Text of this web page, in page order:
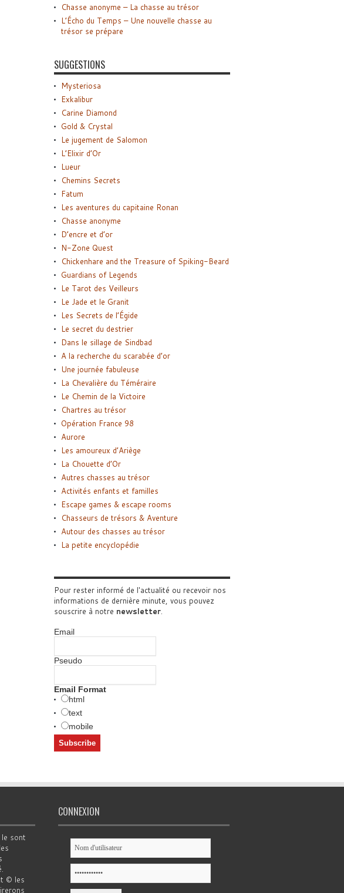
Chasse anonyme – La chasse au trésor
L’Écho du Temps – Une nouvelle chasse au
trésor se prépare
SUGGESTIONS
Mysteriosa
Exkalibur
Carine Diamond
Gold & Crystal
Le jugement de Salomon
L’Elixir d’Or
Lueur
Chemins Secrets
Fatum
Les aventures du capitaine Ronan
Chasse anonyme
D’encre et d’or
N-Zone Quest
Chickenhare and the Treasure of Spiking-Beard
Guardians of Legends
Le Tarot des Veilleurs
Le Jade et le Granit
Les Secrets de l’Égide
Le secret du destrier
Dans le sillage de Sindbad
A la recherche du scarabée d’or
Une journée fabuleuse
La Chevalière du Téméraire
Le Chemin de la Victoire
Chartres au trésor
Opération France 98
Aurore
Les amoureux d’Ariège
La Chouette d’Or
Autres chasses au trésor
Activités enfants et familles
Escape games & escape rooms
Chasseurs de trésors & Aventure
Autour des chasses au trésor
La petite encyclopédie
Pour rester informé de l'actualité ou recevoir nos
informations de dernière minute, vous pouvez
souscrire à notre newsletter.
Email
Pseudo
Email Format
html
text
mobile
sont
© les
CONNEXION